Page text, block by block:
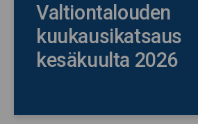
Valtiontalouden
kuukausikatsaus
kesäkuulta 2026